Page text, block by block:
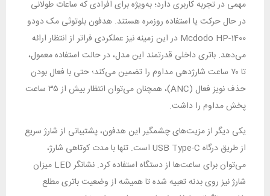
مهمی در تجربه کاربری دارد؛ به‌ویژه برای افرادی که ساعات طولانی
در حال حرکت یا استفاده روزمره هستند. هدفون بلوتوثی مک دودو
Mcdodo HP-1400 در این زمینه نیز عملکردی فراتر از انتظار ارائه
می‌دهد. باتری داخلی قدرتمند این مدل، در حالت استفاده معمول،
تا ۷۰ ساعت شارژدهی مداوم را تضمین می‌کند؛ حتی با فعال بودن
حذف نویز فعال (ANC)، همچنان می‌توان انتظار بیش از ۳۵ ساعت
پخش مداوم را داشت.
یکی دیگر از مزیت‌های چشمگیر این هدفون، پشتیبانی از شارژ سریع
از طریق درگاه USB Type-C است. تنها با مدت کوتاهی شارژ،
می‌توان برای ساعت‌ها از دستگاه استفاده کرد. نشانگر LED میزان
شارژ نیز روی بدنه تعبیه شده تا همیشه از وضعیت باتری مطلع